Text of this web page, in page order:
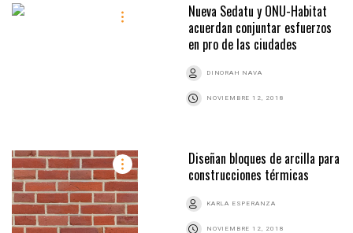
Nueva Sedatu y ONU-Habitat
acuerdan conjuntar esfuerzos
en pro de las ciudades
DINORAH NAVA
NOVIEMBRE 12, 2018
Diseñan bloques de arcilla para
construcciones térmicas
KARLA ESPERANZA
NOVIEMBRE 12, 2018